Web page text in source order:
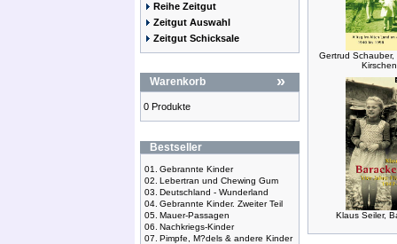
Reihe Zeitgut
Zeitgut Auswahl
Zeitgut Schicksale
Warenkorb »
0 Produkte
Bestseller
01.
Gebrannte Kinder
02. Lebertran und Chewing Gum
03. Deutschland - Wunderland
04. Gebrannte Kinder. Zweiter Teil
05. Mauer-Passagen
06. Nachkriegs-Kinder
07. Pimpfe, M?dels & andere Kinder
Gertrud
Klaus Seiler,